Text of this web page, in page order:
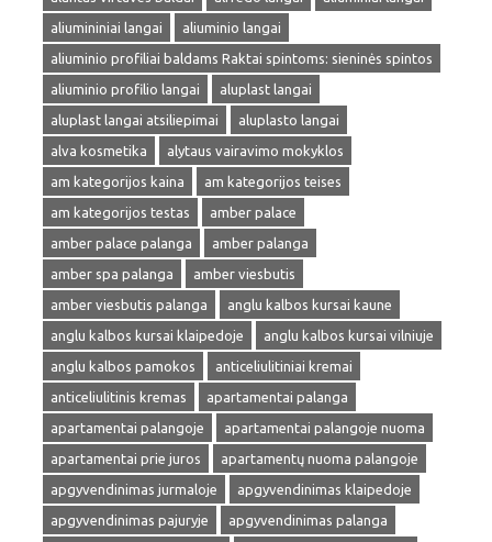
aliumininiai langai
aliuminio langai
aliuminio profiliai baldams Raktai spintoms: sieninės spintos
aliuminio profilio langai
aluplast langai
aluplast langai atsiliepimai
aluplasto langai
alva kosmetika
alytaus vairavimo mokyklos
am kategorijos kaina
am kategorijos teises
am kategorijos testas
amber palace
amber palace palanga
amber palanga
amber spa palanga
amber viesbutis
amber viesbutis palanga
anglu kalbos kursai kaune
anglu kalbos kursai klaipedoje
anglu kalbos kursai vilniuje
anglu kalbos pamokos
anticeliulitiniai kremai
anticeliulitinis kremas
apartamentai palanga
apartamentai palangoje
apartamentai palangoje nuoma
apartamentai prie juros
apartamentų nuoma palangoje
apgyvendinimas jurmaloje
apgyvendinimas klaipedoje
apgyvendinimas pajuryje
apgyvendinimas palanga